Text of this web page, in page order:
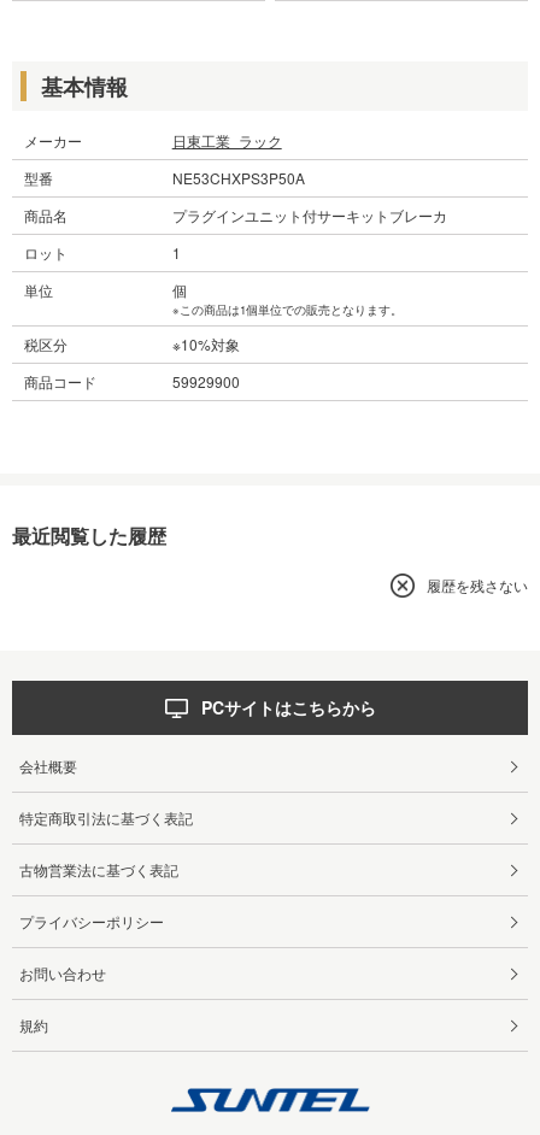
基本情報
メーカー
日東工業_ラック
型番
NE53CHXPS3P50A
商品名
プラグインユニット付サーキットブレーカ
ロット
1
単位
個
※この商品は1個単位での販売となります。
税区分
※10%対象
商品コード
59929900
最近閲覧した履歴
履歴を残さない
PCサイトはこちらから
会社概要
特定商取引法に基づく表記
古物営業法に基づく表記
プライバシーポリシー
お問い合わせ
規約